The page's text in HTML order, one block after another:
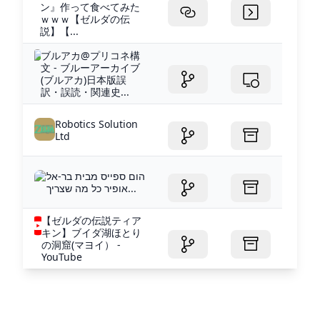
ン』作って食べてみた
ｗｗｗ【ゼルダの伝
説】【...
ブルアカ@プリコネ構
文 - ブルーアーカイブ
(ブルアカ)日本版誤
訳・誤読・関連史...
Robotics Solution
Ltd
הום ספייס מבית בר-אל
אופיר כל מה שצריך...
【ゼルダの伝説ティア
キン】ブイダ湖ほとり
の洞窟(マヨイ） -
YouTube